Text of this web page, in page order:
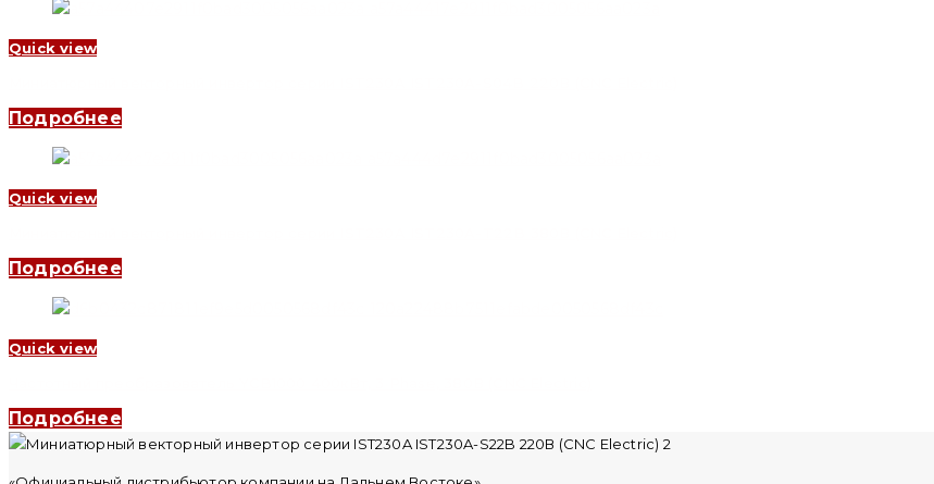
Quick view
Подробнее
Quick view
Подробнее
Quick view
Подробнее